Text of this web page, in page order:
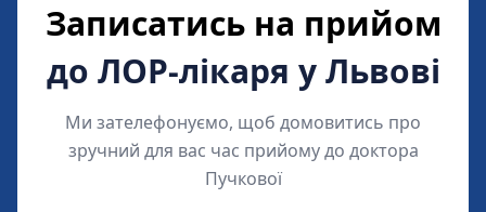
Записатись на прийом
до ЛОР-лікаря у Львові
Ми зателефонуємо, щоб домовитись про
зручний для вас час прийому до доктора
Пучкової